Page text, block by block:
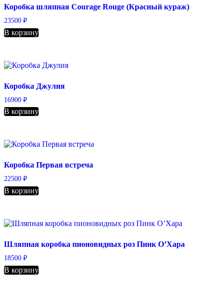
Коробка шляпная Courage Rouge (Красный кураж)
23500 ₽
В корзину
Коробка Джулия
16900 ₽
В корзину
Коробка Первая встреча
22500 ₽
В корзину
Шляпная коробка пионовидных роз Пинк О’Хара
18500 ₽
В корзину